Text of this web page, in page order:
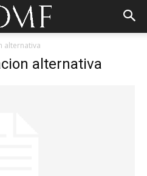
alternativa
alternativa